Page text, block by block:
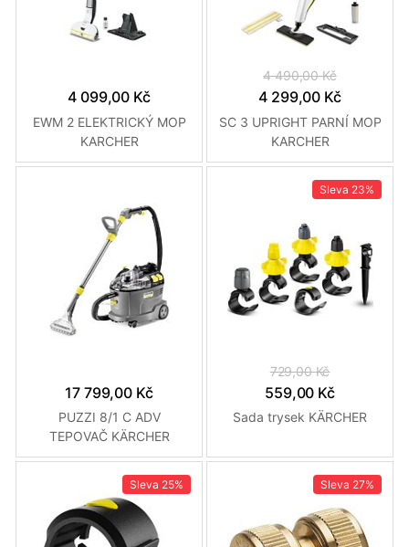
4 099,00 Kč
EWM 2 ELEKTRICKÝ MOP
KARCHER
4 490,00 Kč
4 299,00 Kč
SC 3 UPRIGHT PARNÍ MOP
KARCHER
17 799,00 Kč
PUZZI 8/1 C ADV
TEPOVAČ KÄRCHER
Sleva 23%
729,00 Kč
559,00 Kč
Sada trysek KÄRCHER
Sleva 25% Sleva 27%